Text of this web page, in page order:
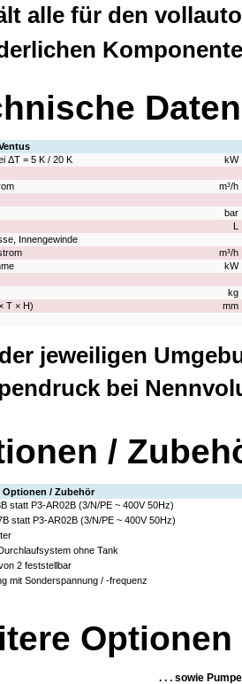
alle für den
ΔT = 5 K / 20 K
Innengewinde
T × H)
kW
m³/h
bar
L
m³/h
kW
kg
mm
jeweiligen
bei
/
Optionen / Zubehör
statt P3-AR02B (3/N/PE ~ 400V 50Hz)
statt P3-AR02B (3/N/PE ~ 400V 50Hz)
ohne Tank
2 feststellbar
mit Sonderspannung / -frequenz
. . . sowie